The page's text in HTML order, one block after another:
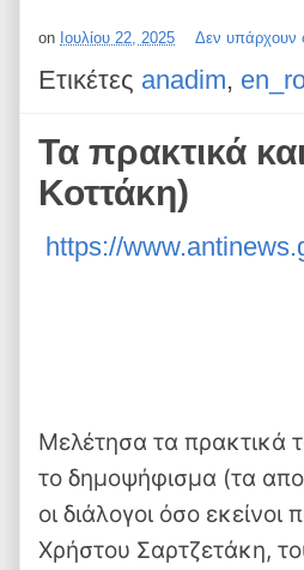
on Ιουλίου 22, 2025 Δεν υπάρχουν
Ετικέτες anadim,
Τα πρακτικά
Κοττάκη)
https://
Μελέτησα τα πρακτικά
το δημοψήφισμα (τα
οι διάλογοι όσο
Χρήστου Σαρτζετάκη,